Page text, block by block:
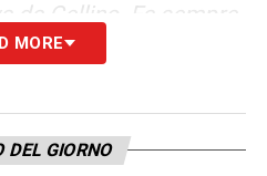
da Cellino. Fa sempre
e parla pure di calcio
è mai stato messo in
perché il Cagliari è in
MORE
DEL GIORNO